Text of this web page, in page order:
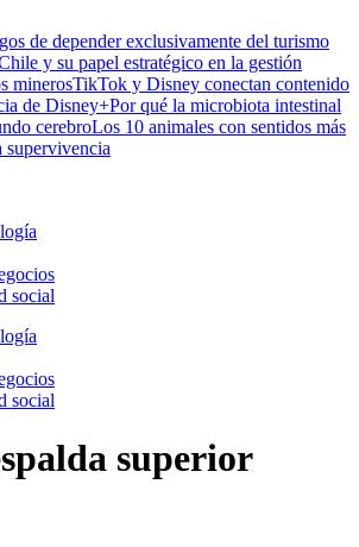
de depender exclusivamente del turismo
y su papel estratégico en la gestión
minerosTikTok y Disney conectan contenido
de Disney+Por qué la microbiota intestinal
cerebroLos 10 animales con sentidos más
supervivencia
social
social
superior